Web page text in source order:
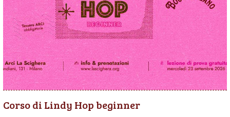
Corso di Lindy Hop beginner